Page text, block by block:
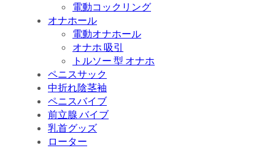
電動コックリング
オナホール
電動オナホール
オナホ 吸引
トルソー 型 オナホ
ペニスサック
中折れ陰茎袖
ペニスバイブ
前立腺 バイブ
乳首グッズ
ローター